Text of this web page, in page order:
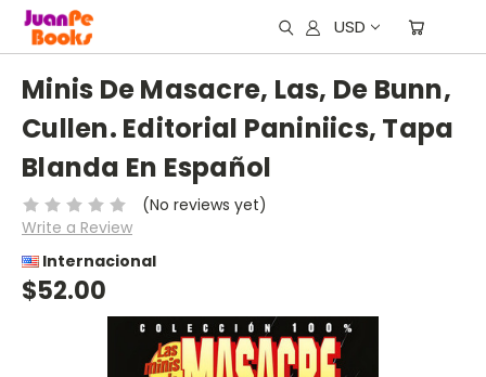
USD
Minis De Masacre, Las, De Bunn,
Cullen. Editorial Paniniics, Tapa
Blanda En Español
(No reviews yet)
Write a Review
Internacional
$52.00